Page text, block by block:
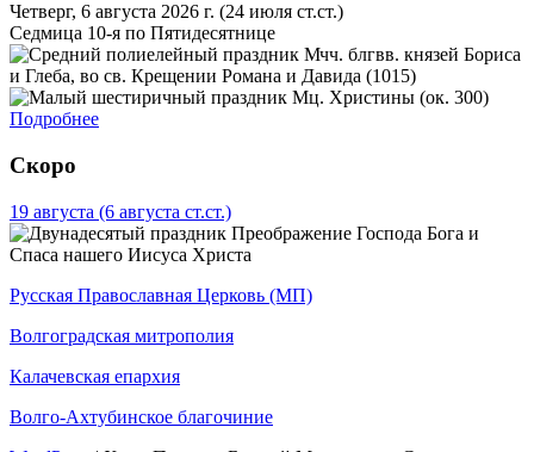
Четверг, 6 августа 2026 г. (24 июля ст.ст.)
Седмица 10-я по Пятидесятнице
Мчч. блгвв. князей Бориса
и Глеба, во св. Крещении Романа и Давида (1015)
Мц. Христины (ок. 300)
Подробнее
Скоро
19 августа (6 августа ст.ст.)
Преображение Господа Бога и
Спаса нашего Иисуса Христа
Русская Православная Церковь (МП)
Волгоградская митрополия
Калачевская епархия
Волго-Ахтубинское благочиние